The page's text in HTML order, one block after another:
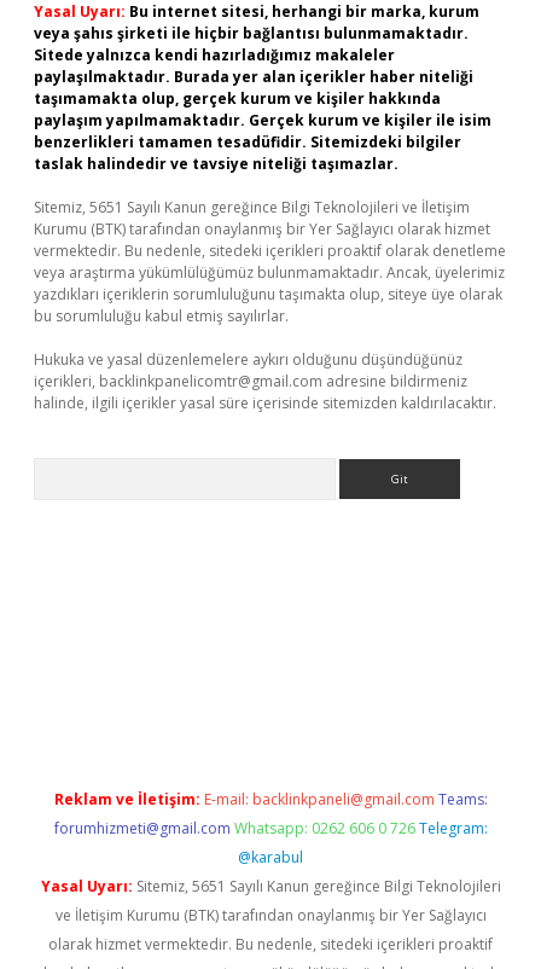
Yasal Uyarı: Bu internet sitesi, herhangi bir marka, kurum
veya şahıs şirketi ile hiçbir bağlantısı bulunmamaktadır.
Sitede yalnızca kendi hazırladığımız makaleler
paylaşılmaktadır. Burada yer alan içerikler haber niteliği
taşımamakta olup, gerçek kurum ve kişiler hakkında
paylaşım yapılmamaktadır. Gerçek kurum ve kişiler ile isim
benzerlikleri tamamen tesadüfidir. Sitemizdeki bilgiler
taslak halindedir ve tavsiye niteliği taşımazlar.
Sitemiz, 5651 Sayılı Kanun gereğince Bilgi Teknolojileri ve İletişim
Kurumu (BTK) tarafından onaylanmış bir Yer Sağlayıcı olarak hizmet
vermektedir. Bu nedenle, sitedeki içerikleri proaktif olarak denetleme
veya araştırma yükümlülüğümüz bulunmamaktadır. Ancak, üyelerimiz
yazdıkları içeriklerin sorumluluğunu taşımakta olup, siteye üye olarak
bu sorumluluğu kabul etmiş sayılırlar.
Hukuka ve yasal düzenlemelere aykırı olduğunu düşündüğünüz
içerikleri, backlinkpanelicomtr@gmail.com adresine bildirmeniz
halinde, ilgili içerikler yasal süre içerisinde sitemizden kaldırılacaktır.
Reklam ve İletişim: E-mail: backlinkpaneli@gmail.com Teams:
forumhizmeti@gmail.com Whatsapp: 0262 606 0 726 Telegram:
@karabul
Yasal Uyarı: Sitemiz, 5651 Sayılı Kanun gereğince Bilgi Teknolojileri
ve İletişim Kurumu (BTK) tarafından onaylanmış bir Yer Sağlayıcı
olarak hizmet vermektedir. Bu nedenle, sitedeki içerikleri proaktif